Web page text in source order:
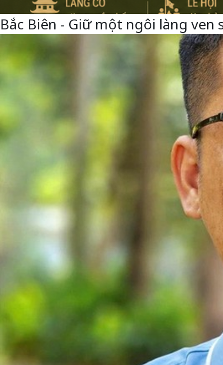
Bắc Biên - Giữ một ngôi làng ven